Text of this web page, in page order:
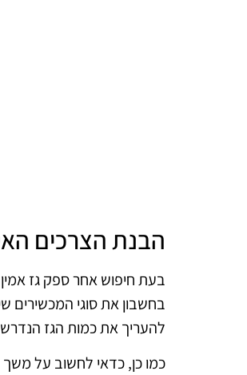
הבנת הצרכים
בעת חיפוש אחר ספק גז
בחשבון את סוגי המכשירים
להעריך את כמות הגז
כמו כן, כדאי לחשוב על